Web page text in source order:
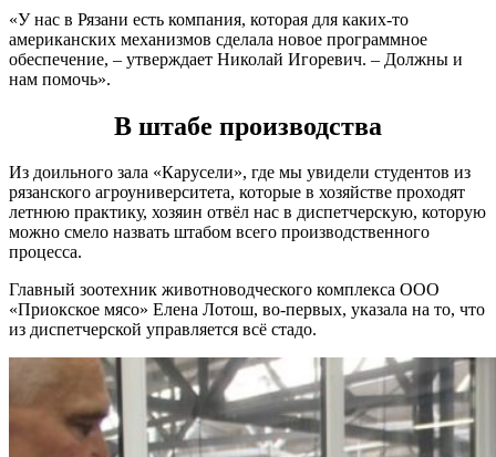
«У нас в Рязани есть компания, которая для каких-то
американских механизмов сделала новое программное
обеспечение, – утверждает Николай Игоревич. – Должны и
нам помочь».
В штабе производства
Из доильного зала «Карусели», где мы увидели студентов из
рязанского агроуниверситета, которые в хозяйстве проходят
летнюю практику, хозяин отвёл нас в диспетчерскую, которую
можно смело назвать штабом всего производственного
процесса.
Главный зоотехник животноводческого комплекса ООО
«Приокское мясо» Елена Лотош, во-первых, указала на то, что
из диспетчерской управляется всё стадо.